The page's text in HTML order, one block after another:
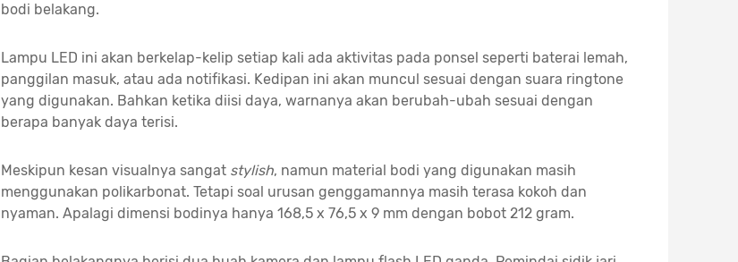
bodi belakang.
Lampu LED ini akan berkelap-kelip setiap kali ada aktivitas pada ponsel seperti baterai lemah,
panggilan masuk, atau ada notifikasi. Kedipan ini akan muncul sesuai dengan suara ringtone
yang digunakan. Bahkan ketika diisi daya, warnanya akan berubah-ubah sesuai dengan
berapa banyak daya terisi.
Meskipun kesan visualnya sangat stylish, namun material bodi yang digunakan masih
menggunakan polikarbonat. Tetapi soal urusan genggamannya masih terasa kokoh dan
nyaman. Apalagi dimensi bodinya hanya 168,5 x 76,5 x 9 mm dengan bobot 212 gram.